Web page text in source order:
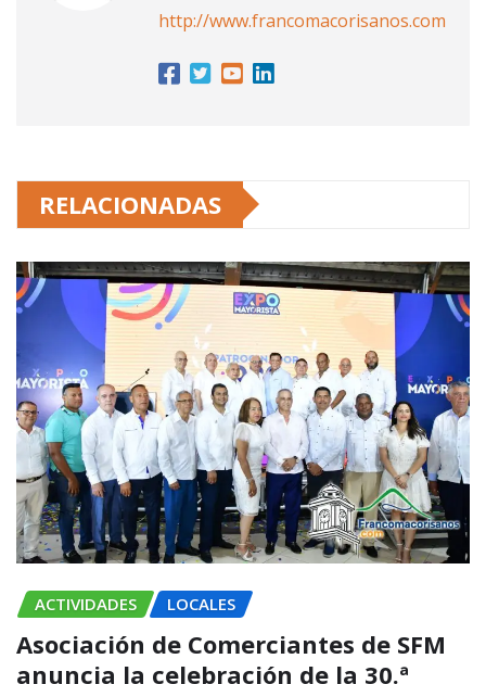
http://www.francomacorisanos.com
RELACIONADAS
ACTIVIDADES LOCALES
Asociación de Comerciantes de SFM
anuncia la celebración de la 30.ª